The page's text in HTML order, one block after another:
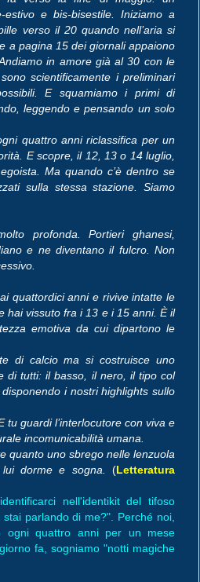
estivo e bis-bisestile. Iniziamo a
verso il 20 quando nell’aria si
a pagina 15 dei giornali appaiono
in amore già al 30 con le
scientificamente i preliminari
E squamiamo i primi di
leggendo e pensando un solo
quattro anni riclassifica per un
E scopre, il 12, 13 o 14 luglio,
Ma quando c’è dentro se
sulla stessa stazione. Siamo
profonda. Portieri ghanesi,
e ne diventano il fulcro. Non
quattordici anni e rivive intatte le
hai vissuto fra i 13 e i 15 anni. È il
emotiva da cui dipartono le
di calcio ma si costruisce uno
di tutti: il basso, il nero, il tipo col
i nostri highlights sullo
tu guardi l’interlocutore con viva e
incomunicabilità umana.
quanto uno sbrego nelle lenzuola
dorme e sogna.
(Letteratura
nell'identikit del tifoso
parlando di me?". Perché noi,
ogni quattro anni per un mese
fa, sogniamo "notti magiche